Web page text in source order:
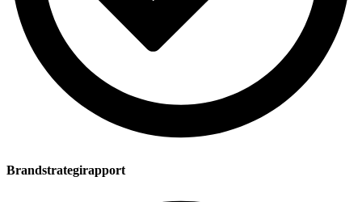
Brandstrategirapport